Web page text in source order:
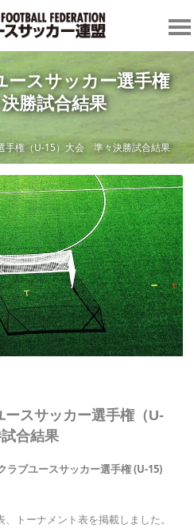
ースサッカー選手権
勝試合結果
手権（U-15）大会 準々決勝試合結果
スサッカー選手権（U-
合結果
ラブユースサッカー選手権 (U-15)
トーナメント表を掲載しました。